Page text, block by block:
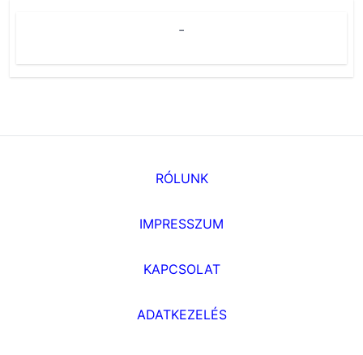
-
RÓLUNK
IMPRESSZUM
KAPCSOLAT
ADATKEZELÉS